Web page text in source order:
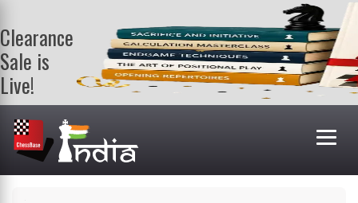
Clearance
Sale is
Live!
Get a FREE
book on
purchasing 2
or more
books. Valid